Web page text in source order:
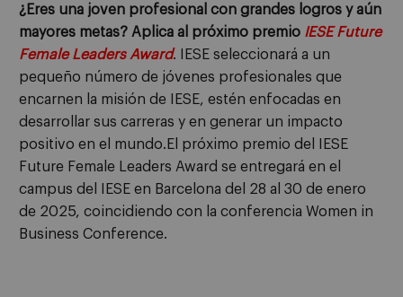
¿Eres una joven profesional con grandes logros y aún
mayores metas? Aplica al próximo premio IESE Future
Female Leaders Award. IESE seleccionará a un
pequeño número de jóvenes profesionales que
encarnen la misión de IESE, estén enfocadas en
desarrollar sus carreras y en generar un impacto
positivo en el mundo.El próximo premio del IESE
Future Female Leaders Award se entregará en el
campus del IESE en Barcelona del 28 al 30 de enero
de 2025, coincidiendo con la conferencia Women in
Business Conference.